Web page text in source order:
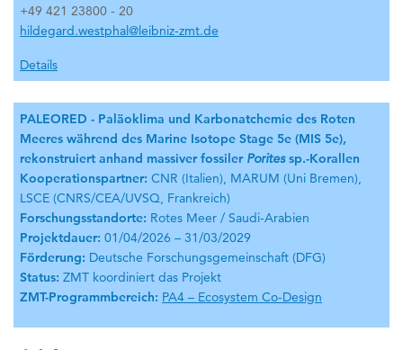
+49 421 23800 - 20
hildegard.westphal@leibniz-zmt.de
Details
PALEORED - Paläoklima und Karbonatchemie des Roten
Meeres während des Marine Isotope Stage 5e (MIS 5e),
rekonstruiert anhand massiver fossiler Porites sp.-Korallen
Kooperationspartner: CNR (Italien), MARUM (Uni Bremen),
LSCE (CNRS/CEA/UVSQ, Frankreich)
Forschungsstandorte: Rotes Meer / Saudi-Arabien
Projektdauer: 01/04/2026 – 31/03/2029
Förderung: Deutsche Forschungsgemeinschaft (DFG)
Status: ZMT koordiniert das Projekt
ZMT-Programmbereich: PA4 – Ecosystem Co-Design